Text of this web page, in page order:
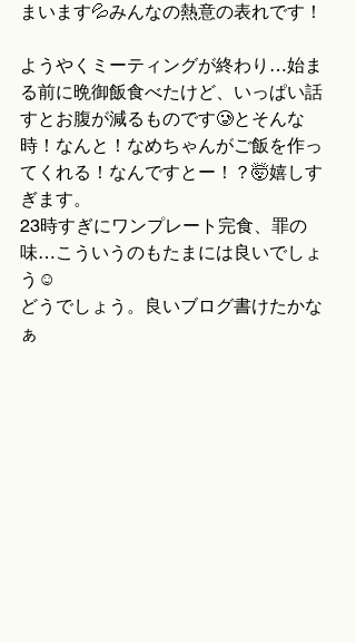
まいます💦みんなの熱意の表れです！
ようやくミーティングが終わり…始ま
る前に晩御飯食べたけど、いっぱい話
すとお腹が減るものです🥲とそんな
時！なんと！なめちゃんがご飯を作っ
てくれる！なんですとー！？🤯嬉しす
ぎます。
23時すぎにワンプレート完食、罪の
味…こういうのもたまには良いでしょ
う☺️
どうでしょう。良いブログ書けたかな
ぁ